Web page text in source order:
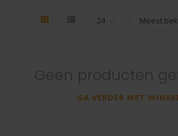
Geen producten
GA VERDER MET